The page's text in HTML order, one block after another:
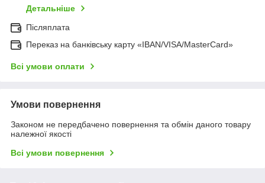
Детальніше
Післяплата
Переказ на банківську карту «IBAN/VISA/MasterCard»
Всі умови оплати
Умови повернення
Законом не передбачено повернення та обмін даного товару
належної якості
Всі умови повернення